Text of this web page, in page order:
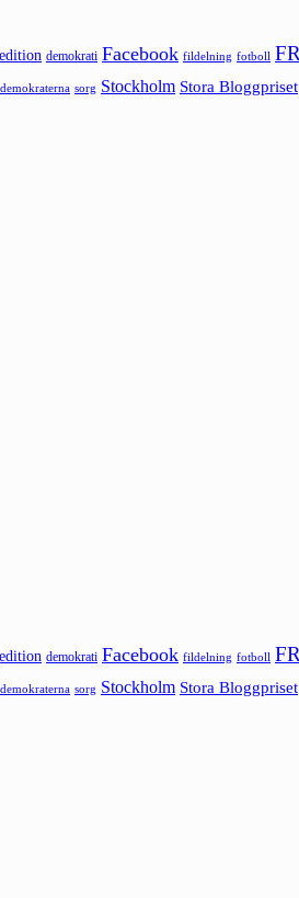
demokrati Facebook fildelning fotboll
sorg Stockholm Stora Bloggpriset
demokrati Facebook fildelning fotboll
sorg Stockholm Stora Bloggpriset